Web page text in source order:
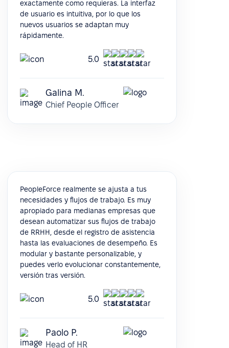
exactamente como requieras. La interfaz
de usuario es intuitiva, por lo que los
nuevos usuarios se adaptan muy
rápidamente.
5.0
Galina M.
Chief People Officer
PeopleForce realmente se ajusta a tus
necesidades y flujos de trabajo. Es muy
apropiado para medianas empresas que
desean automatizar sus flujos de trabajo
de RRHH, desde el registro de asistencia
hasta las evaluaciones de desempeño. Es
modular y bastante personalizable, y
puedes verlo evolucionar constantemente,
versión tras versión.
5.0
Paolo P.
Head of HR